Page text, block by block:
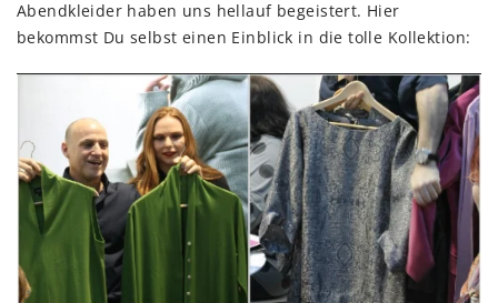
Abendkleider haben uns hellauf begeistert. Hier
bekommst Du selbst einen Einblick in die tolle Kollektion: